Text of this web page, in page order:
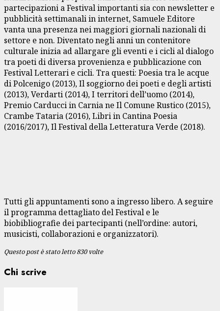
partecipazioni a Festival importanti sia con newsletter e
pubblicità settimanali in internet, Samuele Editore
vanta una presenza nei maggiori giornali nazionali di
settore e non. Diventato negli anni un contenitore
culturale inizia ad allargare gli eventi e i cicli al dialogo
tra poeti di diversa provenienza e pubblicazione con
Festival Letterari e cicli. Tra questi: Poesia tra le acque
di Polcenigo (2013), Il soggiorno dei poeti e degli artisti
(2013), Verdarti (2014), I territori dell’uomo (2014),
Premio Carducci in Carnia ne Il Comune Rustico (2015),
Crambe Tataria (2016), Libri in Cantina Poesia
(2016/2017), Il Festival della Letteratura Verde (2018).
Tutti gli appuntamenti sono a ingresso libero. A seguire
il programma dettagliato del Festival e le
biobibliografie dei partecipanti (nell’ordine: autori,
musicisti, collaborazioni e organizzatori).
Questo post è stato letto 830 volte
Chi scrive